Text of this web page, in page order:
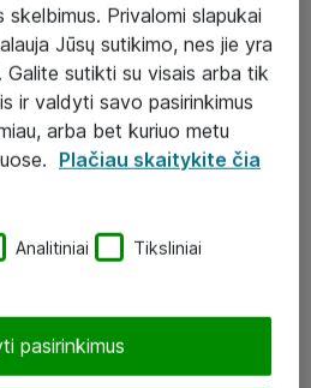
Privalomi slapukai
Jūsų sutikimo, nes jie yra
Galite sutikti su visais arba tik
ir valdyti savo pasirinkimus
arba bet kuriuo metu
Plačiau skaitykite čia
Analitiniai Tiksliniai
pasirinkimus